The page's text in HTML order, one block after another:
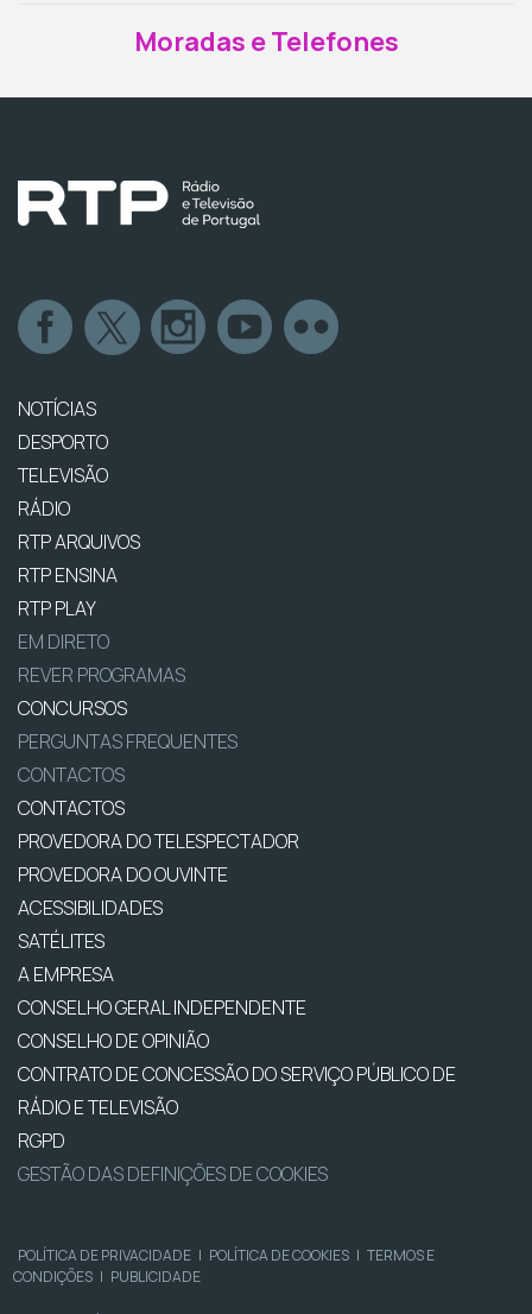
Moradas e Telefones
NOTÍCIAS
DESPORTO
TELEVISÃO
RÁDIO
RTP ARQUIVOS
RTP ENSINA
RTP PLAY
EM DIRETO
REVER PROGRAMAS
CONCURSOS
PERGUNTAS FREQUENTES
CONTACTOS
CONTACTOS
PROVEDORA DO TELESPECTADOR
PROVEDORA DO OUVINTE
ACESSIBILIDADES
SATÉLITES
A EMPRESA
CONSELHO GERAL INDEPENDENTE
CONSELHO DE OPINIÃO
CONTRATO DE CONCESSÃO DO SERVIÇO PÚBLICO DE
RÁDIO E TELEVISÃO
RGPD
GESTÃO DAS DEFINIÇÕES DE COOKIES
POLÍTICA DE PRIVACIDADE | POLÍTICA DE COOKIES | TERMOS E
CONDIÇÕES | PUBLICIDADE